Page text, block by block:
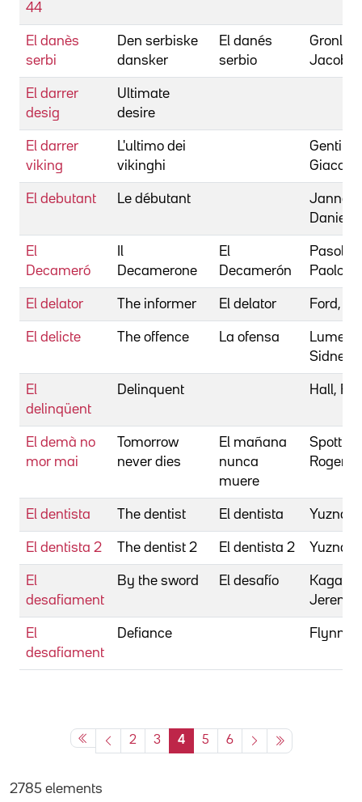
44
El danès
serbi
Den serbiske
dansker
El danés
serbio
Jacob
El darrer
desig
Ultimate
desire
El darrer
viking
L'ultimo dei
vikinghi
El debutant Le débutant
Daniel
El
Decameró
Decamerone
El
Decamerón
Paolo
El delator The informer El delator Ford,
El delicte The offence La ofensa
Lumet,
Sidney
El
delinqüent
Delinquent Hall,
El demà no
mor mai
Tomorrow
never dies
El mañana
nunca
muere
Roger
El dentista The dentist El dentista Yuzna,
El dentista 2 The dentist 2 El dentista 2 Yuzna,
El
desafiament
By the sword El desafío
Kagan,
Jeremy
El
desafiament
Defiance Flynn,
2 3 4 5 6
2785 elements